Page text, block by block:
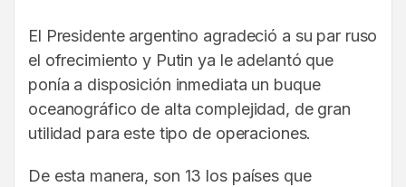
El Presidente argentino agradeció a su par ruso
el ofrecimiento y Putin ya le adelantó que
ponía a disposición inmediata un buque
oceanográfico de alta complejidad, de gran
utilidad para este tipo de operaciones.
De esta manera, son 13 los países que